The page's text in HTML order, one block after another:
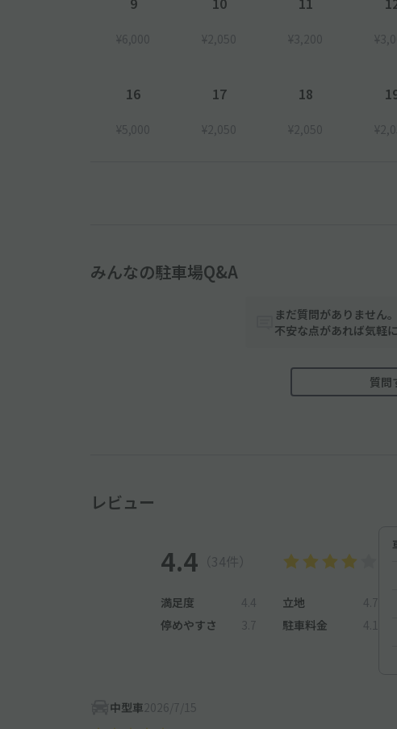
¥6,000 ¥2,050 ¥3,200
16
¥5,000
17
¥2,050
18
¥2,050
みんなの駐車場Q&A
まだ質問がありません
不安な点があれば気軽
質問
レビュー
4.4 （34件）
満足度 4.4 立地
4.7
停めやすさ
3.7 駐車料金 4.1
中型車2026/7/15